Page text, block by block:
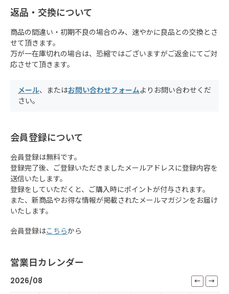
返品・交換について
商品の間違い・初期不良の場合のみ、速やかに良品との交換とさ
せて頂きます。
万が一在庫切れの場合は、恐縮ではございますがご返金にてご対
応させて頂きます。
メール、またはお問い合わせフォームよりお問い合わせくだ
さい。
会員登録について
会員登録は無料です。
登録完了後、ご登録いただきましたメールアドレスに登録内容を
送信いたします。
登録をしていただくと、ご購入時にポイントが付与されます。
また、新商品やお得な情報が掲載されたメールマガジンをお届け
いたします。
会員登録はこちらから
営業日カレンダー
2026/08